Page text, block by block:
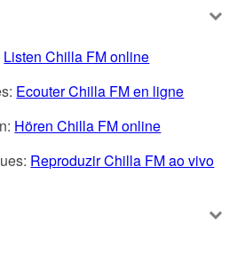
Listen Chilla FM online
Ecouter Chilla FM en ligne
Hören Chilla FM online
Reproduzir Chilla FM ao vivo